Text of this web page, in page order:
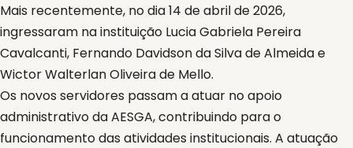
Mais recentemente, no dia 14 de abril de 2026,
ingressaram na instituição Lucia Gabriela Pereira
Cavalcanti, Fernando Davidson da Silva de Almeida e
Wictor Walterlan Oliveira de Mello.
Os novos servidores passam a atuar no apoio
administrativo da AESGA, contribuindo para o
funcionamento das atividades institucionais. A atuação